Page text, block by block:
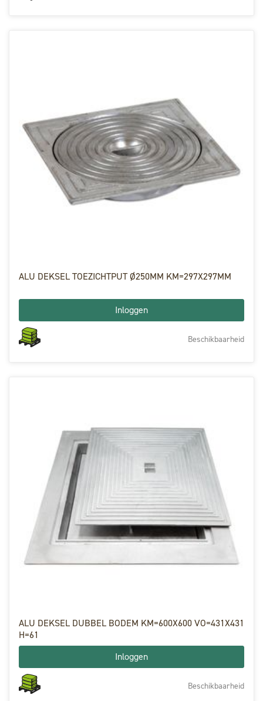
ALU DEKSEL TOEZICHTPUT Ø250MM KM=297X297MM
Inloggen
Beschikbaarheid
ALU DEKSEL DUBBEL BODEM KM=600X600 VO=431X431
H=61
Inloggen
Beschikbaarheid